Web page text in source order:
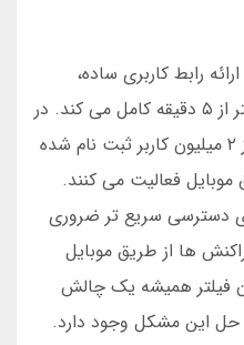
رابط کاربری ساده،
فرآیند واریز و برداشت را در کمتر از ۵ دقیقه کامل می کند. در
مارس ۲۰۲۵، این پلتفرم بیش از ۲ میلیون کاربر ثبت نام شده
طریق موبایل فعالیت می کنند.
دسترسی سریع تر ضروری
از ۶۰ درصد تراکنش ها از طریق موبایل
فیلتر همیشه یک چالش
حل این مشکل وجود دارد.